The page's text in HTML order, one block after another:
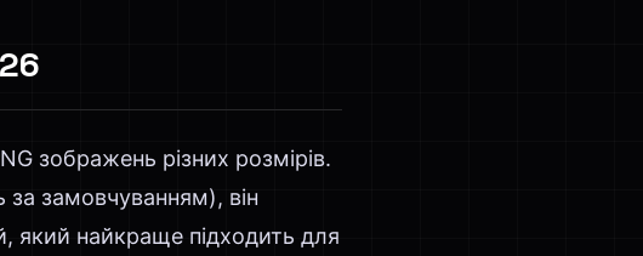
зображень різних розмірів.
замовчуванням), він
який найкраще підходить для